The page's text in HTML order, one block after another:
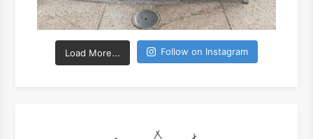
Load More... Follow on Instagram